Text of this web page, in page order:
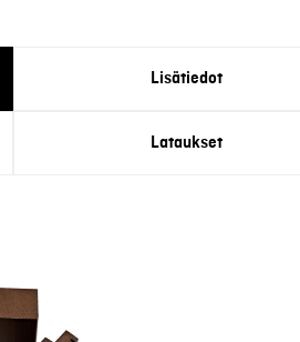
Lisätiedot
Lataukset